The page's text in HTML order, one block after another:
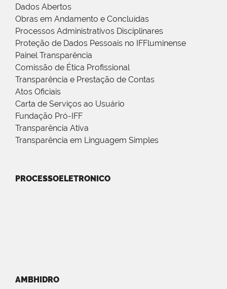
Dados Abertos
Obras em Andamento e Concluídas
Processos Administrativos Disciplinares
Proteção de Dados Pessoais no IFFluminense
Painel Transparência
Comissão de Ética Profissional
Transparência e Prestação de Contas
Atos Oficiais
Carta de Serviços ao Usuário
Fundação Pró-IFF
Transparência Ativa
Transparência em Linguagem Simples
PROCESSOELETRONICO
AMBHIDRO